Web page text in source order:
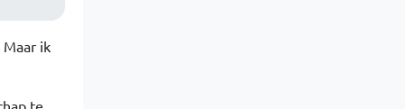
ik
te